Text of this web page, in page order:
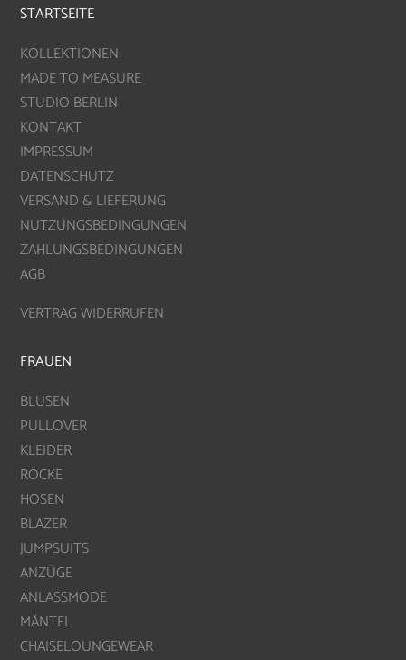
STARTSEITE
KOLLEKTIONEN
MADE TO MEASURE
STUDIO BERLIN
KONTAKT
IMPRESSUM
DATENSCHUTZ
VERSAND & LIEFERUNG
NUTZUNGSBEDINGUNGEN
ZAHLUNGSBEDINGUNGEN
AGB
VERTRAG WIDERRUFEN
FRAUEN
BLUSEN
PULLOVER
KLEIDER
RÖCKE
HOSEN
BLAZER
JUMPSUITS
ANZÜGE
ANLASSMODE
MÄNTEL
CHAISELOUNGEWEAR